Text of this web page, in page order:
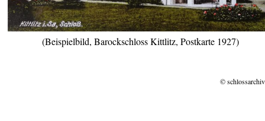
(Beispielbild, Barockschloss Kittlitz, Postkarte 1927)
©